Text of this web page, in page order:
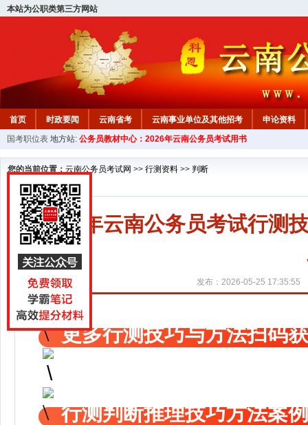
本站为公职类第三方网站
首页 时政要闻 云南省考 云南事业单位及其他招考
申论资料
国考职位表 地方站: 公务员教材中心：2026年云南公务员考试用书
您的当前位置： 云南公务员考试网 >> 行测资料 >> 判断
2027年云南公务员考试行测
发布：2026-05-25 17:35:55
更多行测技巧与方法扫码
行测判断推理技巧方法案例